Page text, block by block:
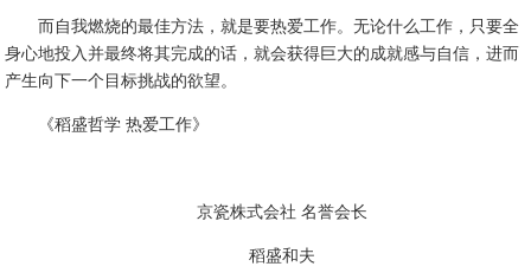
而自我燃烧的最佳方法，就是要热爱工作。无论什么工作，只要全
身心地投入并最终将其完成的话，就会获得巨大的成就感与自信，进而
产生向下一个目标挑战的欲望。
《稻盛哲学 热爱工作》
京瓷株式会社 名誉会长
稻盛和夫